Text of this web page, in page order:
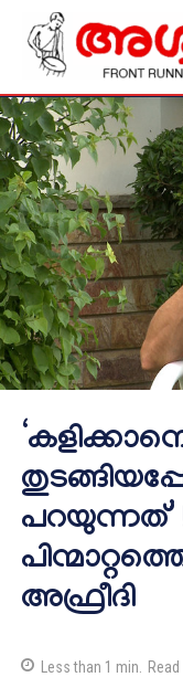
പറയുന്നത്’
അഫ്രീദി
Less than 1 min. Read